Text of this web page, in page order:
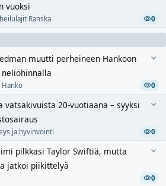
vuoksi
·Ranska 0
muutti perheineen Hankoon
·Hanko 0
20-vuotiaana – syyksi
ja hyvinvointi 0
pilkkasi Taylor Swiftiä, mutta
jatkoi piikittelyä
0